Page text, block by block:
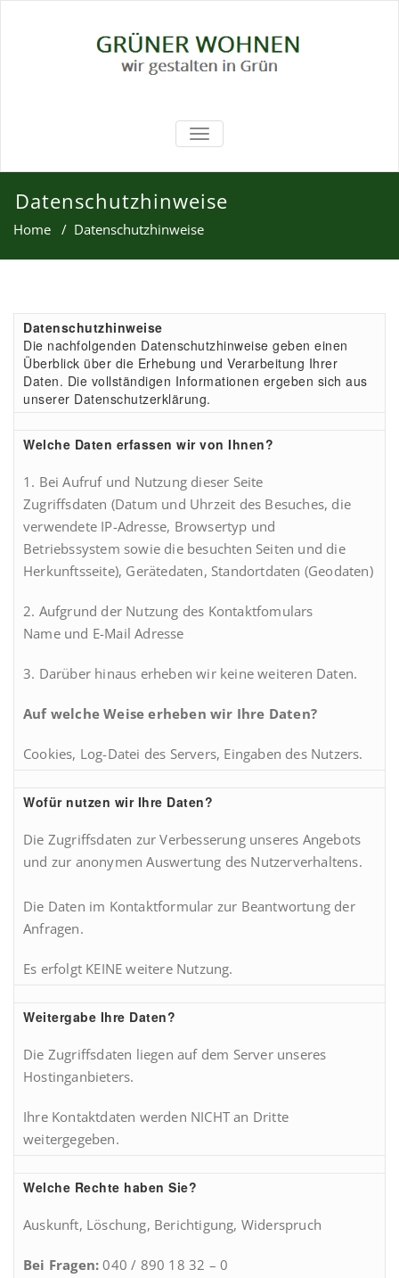
TOGGLE
NAVIGATION
Datenschutzhinweise
Home / Datenschutzhinweise
Datenschutzhinweise
Die nachfolgenden Datenschutzhinweise geben einen
Überblick über die Erhebung und Verarbeitung Ihrer
Daten. Die vollständigen Informationen ergeben sich aus
unserer Datenschutzerklärung.
Welche Daten erfassen wir von Ihnen?
1. Bei Aufruf und Nutzung dieser Seite
Zugriffsdaten (Datum und Uhrzeit des Besuches, die
verwendete IP-Adresse, Browsertyp und
Betriebssystem sowie die besuchten Seiten und die
Herkunftsseite), Gerätedaten, Standortdaten (Geodaten)
2. Aufgrund der Nutzung des Kontaktfomulars
Name und E-Mail Adresse
3. Darüber hinaus erheben wir keine weiteren Daten.
Auf welche Weise erheben wir Ihre Daten?
Cookies, Log-Datei des Servers, Eingaben des Nutzers.
Wofür nutzen wir Ihre Daten?
Die Zugriffsdaten zur Verbesserung unseres Angebots
und zur anonymen Auswertung des Nutzerverhaltens.
Die Daten im Kontaktformular zur Beantwortung der
Anfragen.
Es erfolgt KEINE weitere Nutzung.
Weitergabe Ihre Daten?
Die Zugriffsdaten liegen auf dem Server unseres
Hostinganbieters.
Ihre Kontaktdaten werden NICHT an Dritte
weitergegeben.
Welche Rechte haben Sie?
Auskunft, Löschung, Berichtigung, Widerspruch
Bei Fragen: 040 / 890 18 32 – 0